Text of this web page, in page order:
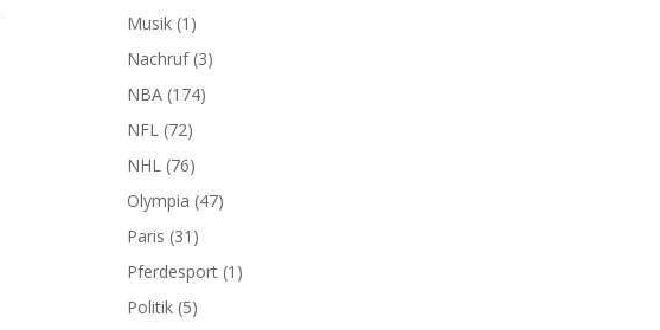
Musik(1)
Nachruf(3)
NBA(174)
NFL(72)
NHL(76)
Olympia (47)
Paris (31)
Pferdesport(1)
Politik(5)